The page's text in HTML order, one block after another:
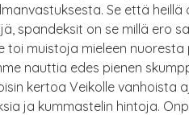
Se että
spandeksit on se millä ero
toi muistoja mieleen
nauttia edes pienen
kertoa Veikolle vanhoista
ja kummastelin hintoja.